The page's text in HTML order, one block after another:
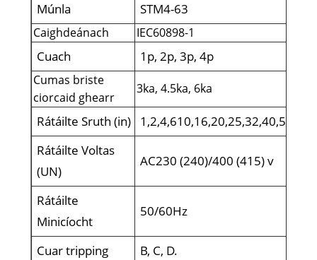
Múnla STM4-63
Caighdeánach IEC60898-1
Cuach 1p, 2p, 3p, 4p
Cumas briste
ciorcaid ghearr
3ka, 4.5ka, 6ka
Rátáilte Sruth (in)
1,2,4,610,16,20,25,32,40,50,63A
Rátáilte Voltas
(UN)
AC230 (240)/400 (415) v
Rátáilte
Minicíocht
50/60Hz
Cuar tripping B, C, D.